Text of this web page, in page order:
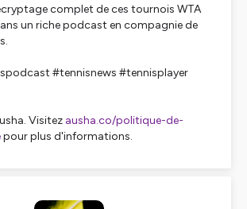
complet de ces tournois WTA
un riche podcast en compagnie de
#tennisnews #tennisplayer
Visitez ausha.co/politique-de-
pour plus d'informations.